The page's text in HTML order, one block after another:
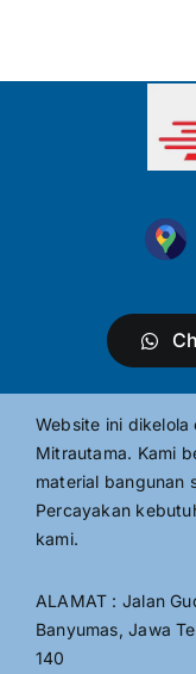
Website ini dikelola
Mitrautama. Kami
material bangunan
Percayakan
kami.
ALAMAT : Jalan
Banyumas, Jawa
140